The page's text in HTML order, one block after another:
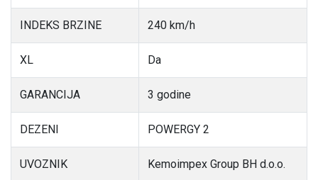
INDEKS BRZINE 240 km/h
XL Da
GARANCIJA 3 godine
DEZENI POWERGY 2
UVOZNIK Kemoimpex Group BH d.o.o.